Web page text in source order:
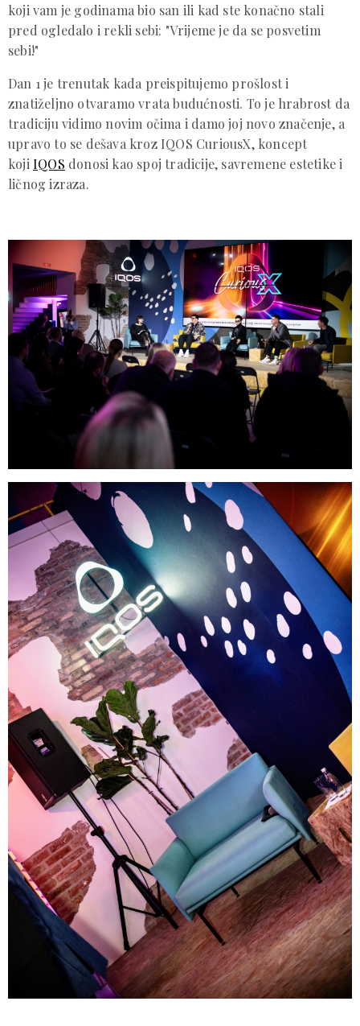
koji vam je godinama bio san ili kad ste konačno stali
pred ogledalo i rekli sebi: "Vrijeme je da se posvetim
sebi!"
Dan 1 je trenutak kada preispitujemo prošlost i
znatiželjno otvaramo vrata budućnosti. To je hrabrost da
tradiciju vidimo novim očima i damo joj novo značenje, a
upravo to se dešava kroz IQOS CuriousX, koncept
koji IQOS donosi kao spoj tradicije, savremene estetike i
ličnog izraza.